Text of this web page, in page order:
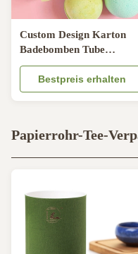
Custom Design Karton
Badebomben Tube
Hautpflege Eco Tube
Verpackung für
Badebalsam
Bestpreis erhalten
Papierrohr-Tee-